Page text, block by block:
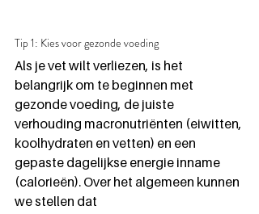
Tip 1: Kies voor gezonde voeding
Als je vet wilt verliezen, is het
belangrijk om te beginnen met
gezonde voeding, de juiste
verhouding macronutriënten (eiwitten,
koolhydraten en vetten) en een
gepaste dagelijkse energie inname
(calorieën). Over het algemeen kunnen
we stellen dat